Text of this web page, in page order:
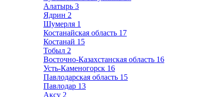
Алатырь 3
Ядрин 2
Шумерля 1
Костанайская область 17
Костанай 15
Тобыл 2
Восточно-Казахстанская область 16
Усть-Каменогорск 16
Павлодарская область 15
Павлодар 13
Аксу 2